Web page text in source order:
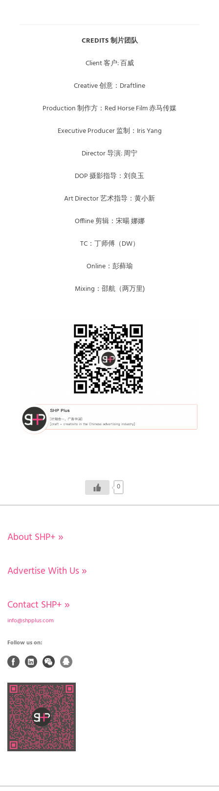
CREDITS 制片团队
Client 客户: 百威
Creative 创意：Draftline
Production 制作方：Red Horse Film 赤马传媒
Executive Producer 监制：Iris Yang
Director 导演: 周宁
DOP 摄影指导：刘良玉
Art Director 艺术指导：黄小新
Offline 剪辑：宋暘 娜娜
TC：丁师傅（DW）
Online：彭藓瑜
Mixing：邵航（两万里)
0
About SHP+ »
Advertise With Us »
Contact SHP+ »
info@shpplus.com
Follow us on: